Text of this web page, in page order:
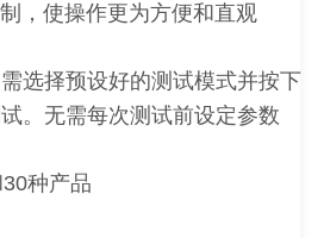
，使操作更为方便和直观
选择预设好的测试模式并按下
。无需每次测试前设定参数
种产品